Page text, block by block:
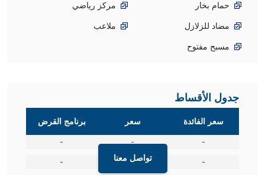
حمام بخار
مركز رياضي
مضاد للزلازل
ملاعب
مسبح مفتوح
جدول الأقساط
تواصل معنا
سعر الفائدة سعر
برنامج القرض
-
-
-
-
-
-